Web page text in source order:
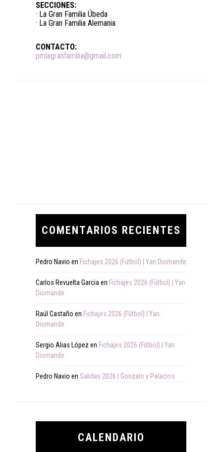
SECCIONES:
· La Gran Familia Úbeda
· La Gran Familia Alemania
CONTACTO:
pmlagranfamilia@gmail.com
COMENTARIOS RECIENTES
Pedro Navio en Fichajes 2026 (Fútbol) | Yan Diomande
Carlos Revuelta Garcia en Fichajes 2026 (Fútbol) | Yan
Diomande
Raúl Castaño en Fichajes 2026 (Fútbol) | Yan
Diomande
Sergio Alias López en Fichajes 2026 (Fútbol) | Yan
Diomande
Pedro Navio en Salidas 2026 | Gonzalo y Palacios
CALENDARIO